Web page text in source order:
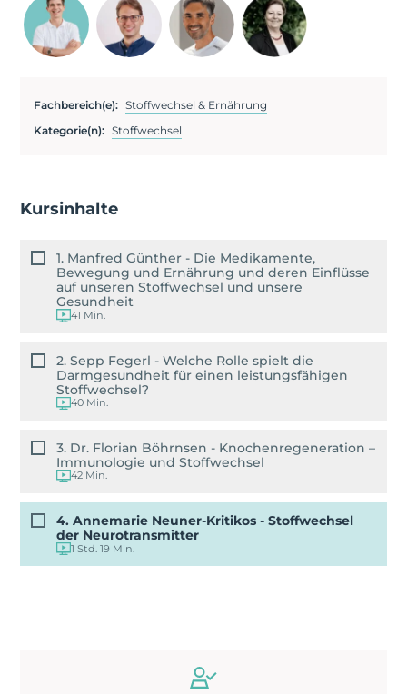
Fachbereich(e): Stoffwechsel & Ernährung
Kategorie(n): Stoffwechsel
Kursinhalte
1. Manfred Günther - Die Medikamente,
Bewegung und Ernährung und deren Einflüsse
auf unseren Stoffwechsel und unsere
Gesundheit
41 Min.
2. Sepp Fegerl - Welche Rolle spielt die
Darmgesundheit für einen leistungsfähigen
Stoffwechsel?
40 Min.
3. Dr. Florian Böhrnsen - Knochenregeneration –
Immunologie und Stoffwechsel
42 Min.
4. Annemarie Neuner-Kritikos - Stoffwechsel
der Neurotransmitter
1 Std. 19 Min.